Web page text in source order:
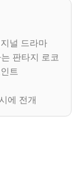
널 드라마
판타지 로코
트
에 전개